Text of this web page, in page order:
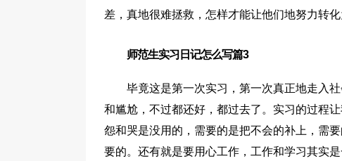
差，真地很难拯救，怎样才能让他们地努力转化
师范生实习日记怎么写篇3
毕竟这是第一次实习，第一次真正地走入
和尴尬，不过都还好，都过去了。实习的过程
怨和哭是没用的，需要的是把不会的补上，需
要的。还有就是要用心工作，工作和学习其实